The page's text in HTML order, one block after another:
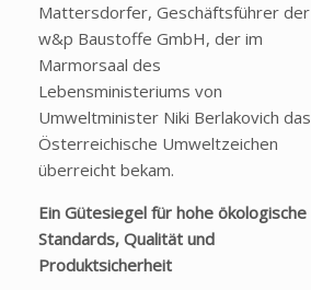
Mattersdorfer, Geschäftsführer der
w&p Baustoffe GmbH, der im
Marmorsaal des
Lebensministeriums von
Umweltminister Niki Berlakovich das
Österreichische Umweltzeichen
überreicht bekam.
Ein Gütesiegel für hohe ökologische
Standards, Qualität und
Produktsicherheit